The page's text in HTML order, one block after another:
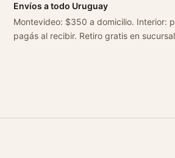
Envíos a todo Uruguay
Montevideo: $350 a domicilio. Interior:
pagás al recibir. Retiro gratis en